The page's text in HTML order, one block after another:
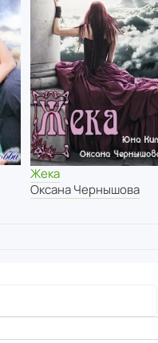
Жека
Оксана Чернышова